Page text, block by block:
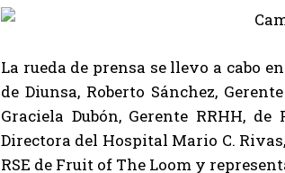
La rueda de prensa se llevo a cabo
de Diunsa, Roberto Sánchez,
Graciela Dubón, Gerente RRHH,
Directora del Hospital Mario C.
RSE de Fruit of The Loom y